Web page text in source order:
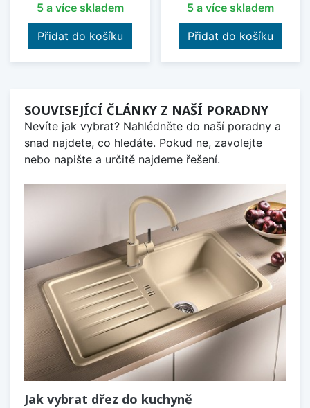
5 a více skladem
Přidat do košíku
5 a více skladem
Přidat do košíku
SOUVISEJÍCÍ ČLÁNKY Z NAŠÍ PORADNY
Nevíte jak vybrat? Nahlédněte do naší poradny a
snad najdete, co hledáte. Pokud ne, zavolejte
nebo napište a určitě najdeme řešení.
Jak vybrat dřez do kuchyně